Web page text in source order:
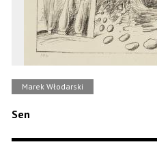
Marek Włodarski
Sen